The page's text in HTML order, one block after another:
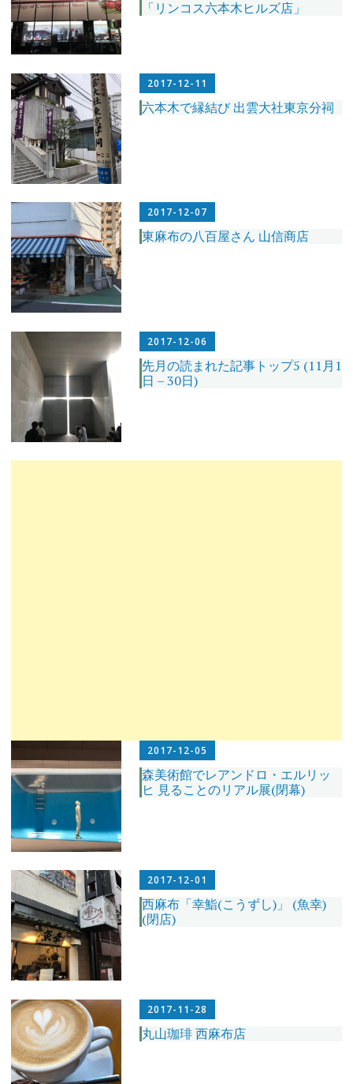
「リンコス六本木ヒルズ店」
2017-12-11
六本木で縁結び 出雲大社東京分祠
2017-12-07
東麻布の八百屋さん 山信商店
2017-12-06
先月の読まれた記事トップ5 (11月1
日 – 30日)
2017-12-05
森美術館でレアンドロ・エルリッ
ヒ 見ることのリアル展(閉幕)
2017-12-01
西麻布「幸鮨(こうずし)」 (魚幸)
(閉店)
2017-11-28
丸山珈琲 西麻布店